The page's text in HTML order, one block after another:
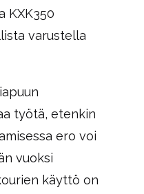
KXK350
varustella
työtä, etenkin
ero voi
vuoksi
käyttö on